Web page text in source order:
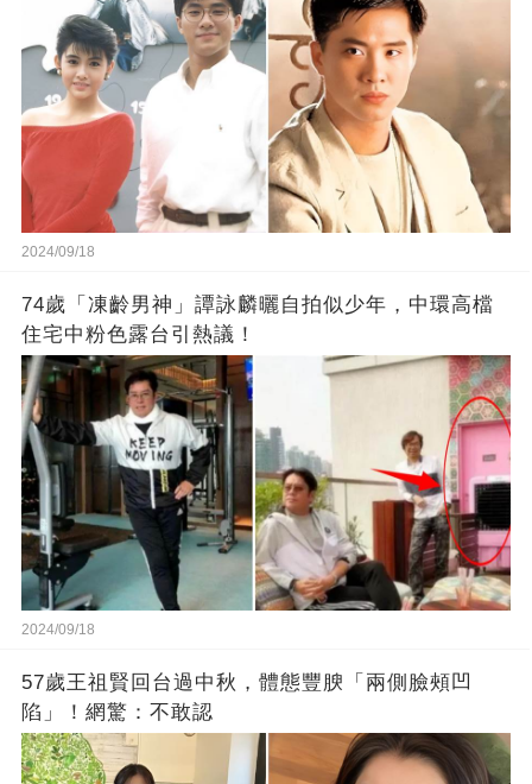
2024/09/18
74歲「凍齡男神」譚詠麟曬自拍似少年，中環高檔
住宅中粉色露台引熱議！
2024/09/18
57歲王祖賢回台過中秋，體態豐腴「兩側臉頰凹
陷」！網驚：不敢認